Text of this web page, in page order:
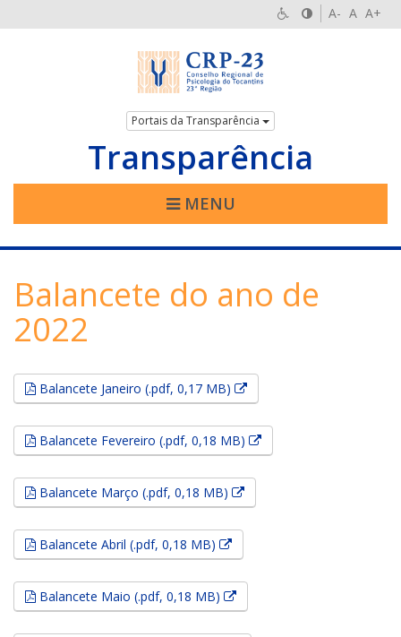
A- A A+
Portais da Transparência
Transparência
MENU
Balancete do ano de
2022
Balancete Janeiro (.pdf, 0,17 MB) Esse link abrirá em uma
Balancete Fevereiro (.pdf, 0,18 MB) Esse link abrirá em
Balancete Março (.pdf, 0,18 MB) Esse link abrirá em uma
Balancete Abril (.pdf, 0,18 MB) Esse link abrirá em uma
Balancete Maio (.pdf, 0,18 MB) Esse link abrirá em uma